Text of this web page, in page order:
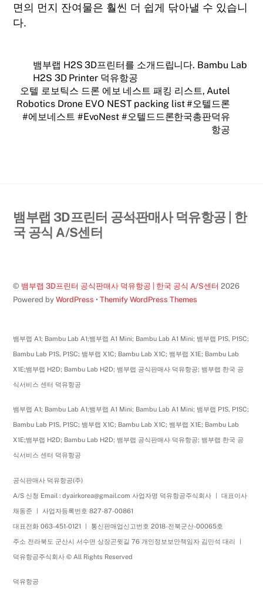
면의 먼지 잔여물은 훨씬 더 쉽게 닦아낼 수 있습니
다.
뱀부랩 H2S 3D프린터를 소개드립니다. Bambu Lab
H2S 3D Printer 덕유항공
오텔 로보틱스 드론 에보 네스트 패킹 리스트, Autel
Robotics Drone EVO NEST packing list #오텔드론
#에보네스트 #EvoNest #오텔드드론한국총판덕유
항공
Back
뱀부랩 3D프린터 공식판매사 덕유항공 | 한
국 공식 A/S센터
© 뱀부랩 3D프린터 공식판매사 덕유항공 | 한국 공식 A/S센터 2026
Powered byWordPress •Themify WordPress Themes
뱀부랩 A1; Bambu Lab A1;뱀부랩 A1 Mini; Bambu Lab A1 Mini; 뱀부랩 P1S, P1SC;
Bambu Lab P1S, P1SC; 뱀부랩 X1C; Bambu Lab X1C; 뱀부랩 X1E; Bambu Lab
X1E;뱀부랩 H2D; Bambu Lab H2D; 뱀부랩 공식판매사 덕유항공; 뱀부랩 한국 공
식서비스 센터 덕유항공
뱀부랩 A1; Bambu Lab A1;뱀부랩 A1 Mini; Bambu Lab A1 Mini; 뱀부랩 P1S, P1SC;
Bambu Lab P1S, P1SC; 뱀부랩 X1C; Bambu Lab X1C; 뱀부랩 X1E; Bambu Lab
X1E;뱀부랩 H2D; Bambu Lab H2D; 뱀부랩 공식판매사 덕유항공; 뱀부랩 한국 공
식서비스 센터 덕유항공
공식판매사 덕유항공(주)
A/S 신청 Email : dyairkorea@gmail.com 사업자명 덕유항공주식회사 ㅣ 대표이사
채동준 ㅣ 사업자등록번호 827-87-00861
대표전화 063-451-0121 ㅣ 통신판매업신고번호 2018-전북군산-00065호
주소 전라북도 군산시 서수면 상장곤윗길 76 개인정보보안책임자 김민석 대리 ㅣ
덕유항공주식회사 © All Rights Reserved
덕유항공